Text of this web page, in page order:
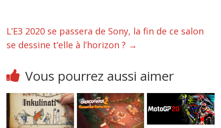
L’E3 2020 se passera de Sony, la fin de ce salon
se dessine t’elle à l’horizon ? →
Vous pourrez aussi aimer